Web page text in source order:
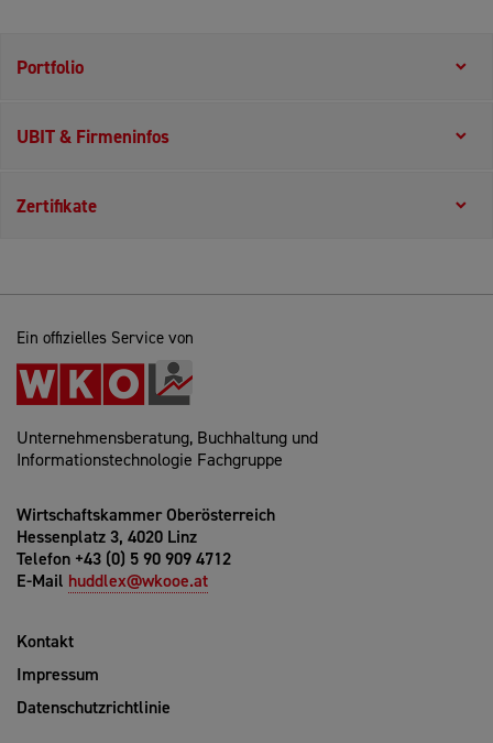
Portfolio
UBIT & Firmeninfos
Zertifikate
Ein offizielles Service von
Unternehmensberatung, Buchhaltung und
Informationstechnologie Fachgruppe
Wirtschaftskammer Oberösterreich
Hessenplatz 3, 4020 Linz
Telefon +43 (0) 5 90 909 4712
E-Mail huddlex@wkooe.at
Kontakt
Impressum
Datenschutzrichtlinie